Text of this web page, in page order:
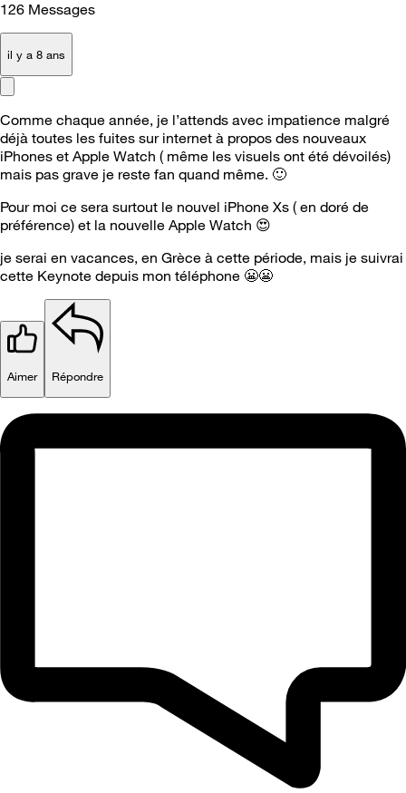
126 Messages
il y a 8 ans
Comme chaque année, je l’attends avec impatience malgré
déjà toutes les fuites sur internet à propos des nouveaux
iPhones et Apple Watch ( même les visuels ont été dévoilés)
mais pas grave je reste fan quand même. 🙂
Pour moi ce sera surtout le nouvel iPhone Xs ( en doré de
préférence) et la nouvelle Apple Watch 😍
je serai en vacances, en Grèce à cette période, mais je suivrai
cette Keynote depuis mon téléphone 😬😬
Aimer Répondre